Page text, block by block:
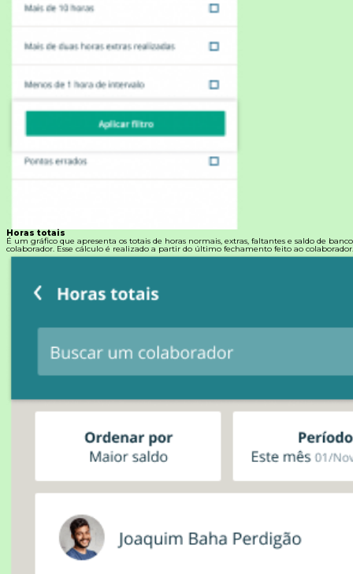
Horas totais
É um gráfico que apresenta os totais de horas normais, extras, faltantes e saldo de
colaborador. Esse cálculo é realizado a partir do último fechamento feito ao colaborador.